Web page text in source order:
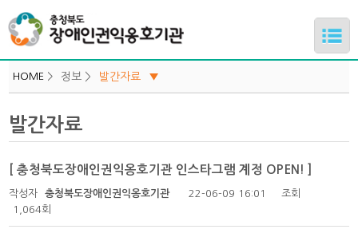
하위메뉴
HOME > 정보 > 발간자료 ▼
발간자료
[ 충청북도장애인권익옹호기관 인스타그램 계정 OPEN! ]
작성자 충청북도장애인권익옹호기관 22-06-09 16:01
조회
1,064회